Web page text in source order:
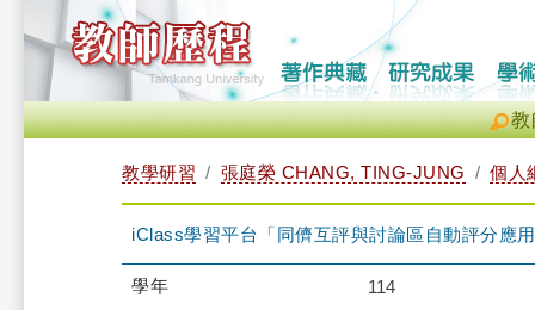
教
教學研習 張庭榮 CHANG, TING-JUNG 個人
iClass學習平台「同儕互評與討論區自動評分應
學年 114